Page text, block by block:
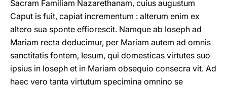
Sacram Familiam Nazarethanam, cuius augustum
Caput is fuit, capiat incrementum : alterum enim ex
altero sua sponte effiorescit. Namque ab Ioseph ad
Mariam recta deducimur, per Mariam autem ad omnis
sanctitatis fontem, Iesum, qui domesticas virtutes suo
ipsius in Ioseph et in Mariam obsequio consecra vit. Ad
haec vero tanta virtutum specimina omnino se